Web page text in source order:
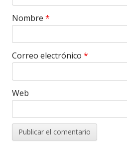
Nombre *
Correo electrónico *
Web